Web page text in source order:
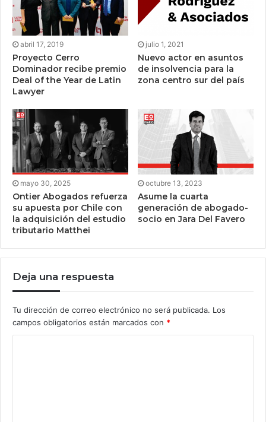
abril 17, 2019
Proyecto Cerro
Dominador recibe premio
Deal of the Year de Latin
Lawyer
julio 1, 2021
Nuevo actor en asuntos
de insolvencia para la
zona centro sur del país
mayo 30, 2025
Ontier Abogados refuerza
su apuesta por Chile con
la adquisición del estudio
tributario Matthei
octubre 13, 2023
Asume la cuarta
generación de abogado-
socio en Jara Del Favero
Deja una respuesta
Tu dirección de correo electrónico no será publicada. Los
campos obligatorios están marcados con *